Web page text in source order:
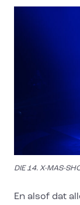
DIE 14. X-MAS-
En alsof dat